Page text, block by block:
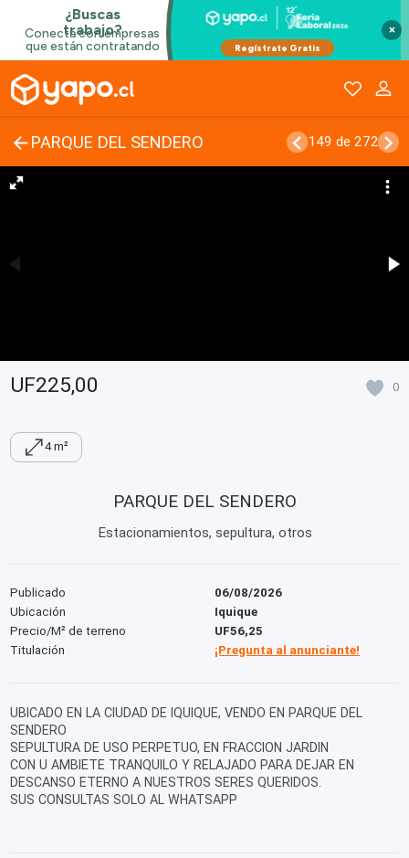
×
PARQUE DEL SENDERO 149 de 272
UF225,00 0
4 m²
PARQUE DEL SENDERO
Estacionamientos, sepultura, otros
Publicado
06/08/2026
Ubicación
Iquique
Precio/M² de terreno
UF56,25
Titulación
¡Pregunta al anunciante!
UBICADO EN LA CIUDAD DE IQUIQUE, VENDO EN PARQUE DEL
SENDERO
SEPULTURA DE USO PERPETUO, EN FRACCION JARDIN
CON U AMBIETE TRANQUILO Y RELAJADO PARA DEJAR EN
DESCANSO ETERNO A NUESTROS SERES QUERIDOS.
SUS CONSULTAS SOLO AL WHATSAPP